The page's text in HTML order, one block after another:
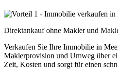
Direktankauf ohne Makler und
Verkaufen Sie Ihre Immobilie in
Maklerprovision und Umweg über
Zeit, Kosten und sorgt für einen